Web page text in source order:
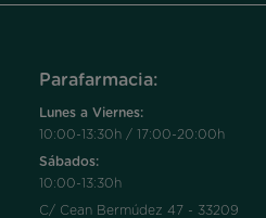
Parafarmacia:
Lunes a Viernes:
10:00-13:30h / 17:00-20:00h
Sábados:
10:00-13:30h
C/ Cean Bermúdez 47 - 33209